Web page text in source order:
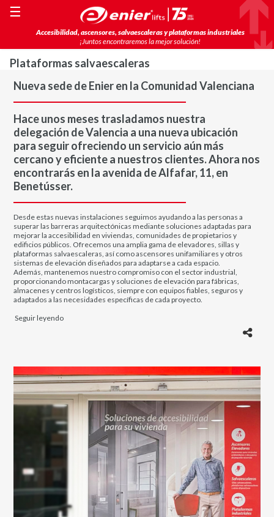
Accesibilidad, ascensores, salvaescaleras y plataformas industriales
¡Juntos encontraremos la mejor solución!
☰
Plataformas salvaescaleras
Nueva sede de Enier en la Comunidad Valenciana
Hace unos meses trasladamos nuestra
delegación de Valencia a una nueva ubicación
para seguir ofreciendo un servicio aún más
cercano y eficiente a nuestros clientes. Ahora nos
encontrarás en la avenida de Alfafar, 11, en
Benetússer.
Desde estas nuevas instalaciones seguimos ayudando a las personas a
superar las barreras arquitectónicas mediante soluciones adaptadas para
mejorar la accesibilidad en viviendas, comunidades de propietarios y
edificios públicos. Ofrecemos una amplia gama de elevadores, sillas y
plataformas salvaescaleras, así como ascensores unifamiliares y otros
sistemas de elevación diseñados para adaptarse a cada espacio.
Además, mantenemos nuestro compromiso con el sector industrial,
proporcionando montacargas y soluciones de elevación para fábricas,
almacenes y centros logísticos, siempre con equipos fiables, seguros y
adaptados a las necesidades específicas de cada proyecto.
Seguir leyendo